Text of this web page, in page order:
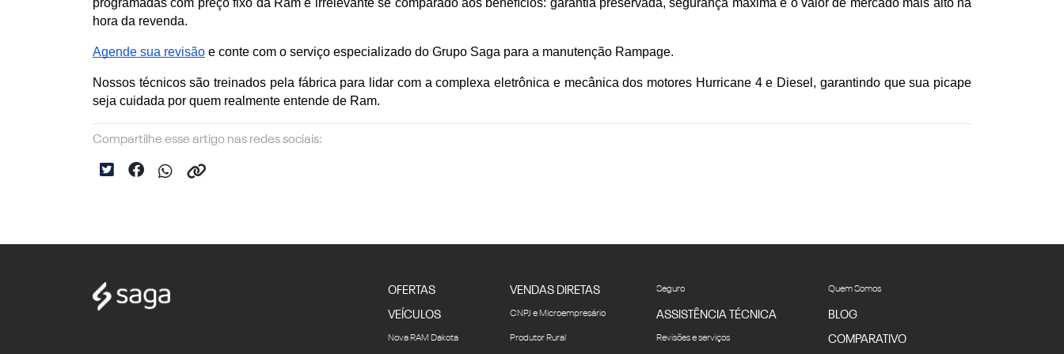
programadas com preço fixo da Ram é irrelevante se comparado aos benefícios: garantia preservada, segurança máxima e o valor de mercado mais alto na
hora da revenda.
Agende sua revisão e conte com o serviço especializado do Grupo Saga para a manutenção Rampage.
Nossos técnicos são treinados pela fábrica para lidar com a complexa eletrônica e mecânica dos motores Hurricane 4 e Diesel, garantindo que sua picape
seja cuidada por quem realmente entende de Ram.
Compartilhe esse artigo nas redes sociais:
OFERTAS
VEÍCULOS
Nova RAM Dakota
VENDAS DIRETAS
CNPJ e Microempresário
Produtor Rural
Seguro
ASSISTÊNCIA TÉCNICA
Revisões e serviços
Quem Somos
BLOG
COMPARATIVO